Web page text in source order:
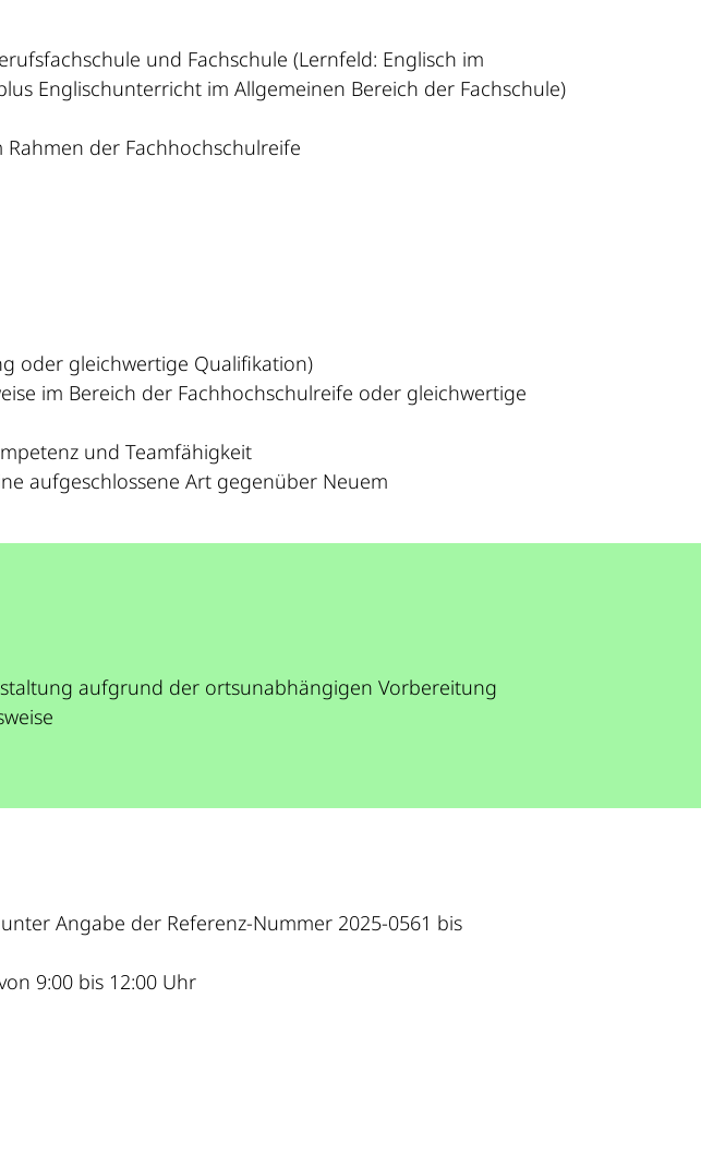
und Fachschule (Lernfeld: Englisch im
Englischunterricht im Allgemeinen Bereich der Fachschule)
der Fachhochschulreife
oder gleichwertige Qualifikation)
im Bereich der Fachhochschulreife oder gleichwertige
und Teamfähigkeit
aufgeschlossene Art gegenüber Neuem
aufgrund der ortsunabhängigen Vorbereitung
Angabe der Referenz-Nummer 2025-0561 bis
9:00 bis 12:00 Uhr